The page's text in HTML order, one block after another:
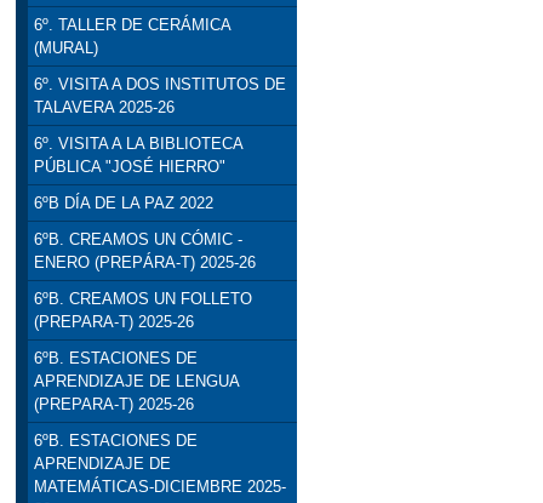
6º. TALLER DE CERÁMICA
(MURAL)
6º. VISITA A DOS INSTITUTOS DE
TALAVERA 2025-26
6º. VISITA A LA BIBLIOTECA
PÚBLICA "JOSÉ HIERRO"
6ºB DÍA DE LA PAZ 2022
6ºB. CREAMOS UN CÓMIC -
ENERO (PREPÁRA-T) 2025-26
6ºB. CREAMOS UN FOLLETO
(PREPARA-T) 2025-26
6ºB. ESTACIONES DE
APRENDIZAJE DE LENGUA
(PREPARA-T) 2025-26
6ºB. ESTACIONES DE
APRENDIZAJE DE
MATEMÁTICAS-DICIEMBRE 2025-